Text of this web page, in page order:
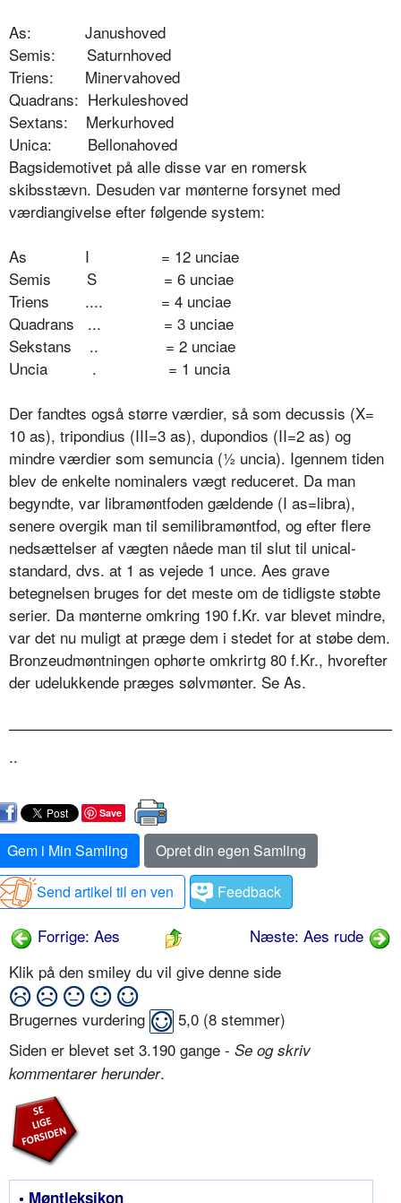
As: Janushoved
Semis: Saturnhoved
Triens: Minervahoved
Quadrans: Herkuleshoved
Sextans: Merkurhoved
Unica: Bellonahoved
Bagsidemotivet på alle disse var en romersk
skibsstævn. Desuden var mønterne forsynet med
værdiangivelse efter følgende system:
As I = 12 unciae
Semis S = 6 unciae
Triens .... = 4 unciae
Quadrans ... = 3 unciae
Sekstans .. = 2 unciae
Uncia . = 1 uncia
Der fandtes også større værdier, så som decussis (X=
10 as), tripondius (III=3 as), dupondios (II=2 as) og
mindre værdier som semuncia (½ uncia). Igennem tiden
blev de enkelte nominalers vægt reduceret. Da man
begyndte, var libramøntfoden gældende (I as=libra),
senere overgik man til semilibramøntfod, og efter flere
nedsættelser af vægten nåede man til slut til unical-
standard, dvs. at 1 as vejede 1 unce. Aes grave
betegnelsen bruges for det meste om de tidligste støbte
serier. Da mønterne omkring 190 f.Kr. var blevet mindre,
var det nu muligt at præge dem i stedet for at støbe dem.
Bronzeudmøntningen ophørte omkrirtg 80 f.Kr., hvorefter
der udelukkende præges sølvmønter. Se As.
..
Save
Gem i Min Samling
Opret din egen Samling
Send artikel til en ven
Feedback
Forrige: Aes
Næste: Aes rude
Klik på den smiley du vil give denne side
Brugernes vurdering 5,0 (8 stemmer)
Siden er blevet set 3.190 gange - Se og skriv
kommentarer herunder.
• Møntleksikon